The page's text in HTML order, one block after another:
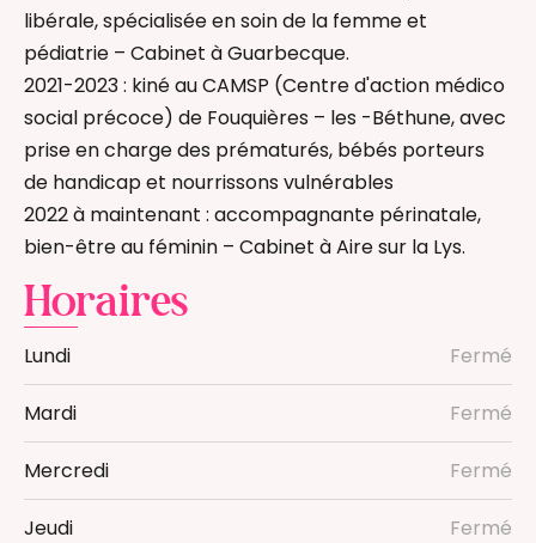
libérale, spécialisée en soin de la femme et
pédiatrie – Cabinet à Guarbecque.
2021-2023 : kiné au CAMSP (Centre d'action médico
social précoce) de Fouquières – les -Béthune, avec
prise en charge des prématurés, bébés porteurs
de handicap et nourrissons vulnérables
2022 à maintenant : accompagnante périnatale,
bien-être au féminin – Cabinet à Aire sur la Lys.
Horaires
Lundi Fermé
Mardi Fermé
Mercredi Fermé
Jeudi Fermé